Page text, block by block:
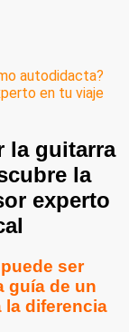
la guitarra
la
experto
ser
guía de un
la diferencia